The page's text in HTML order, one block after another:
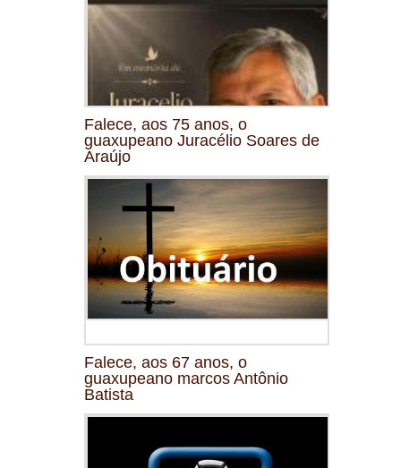
Falece, aos 75 anos, o
guaxupeano Juracélio Soares de
Araújo
Falece, aos 67 anos, o
guaxupeano marcos Antônio
Batista